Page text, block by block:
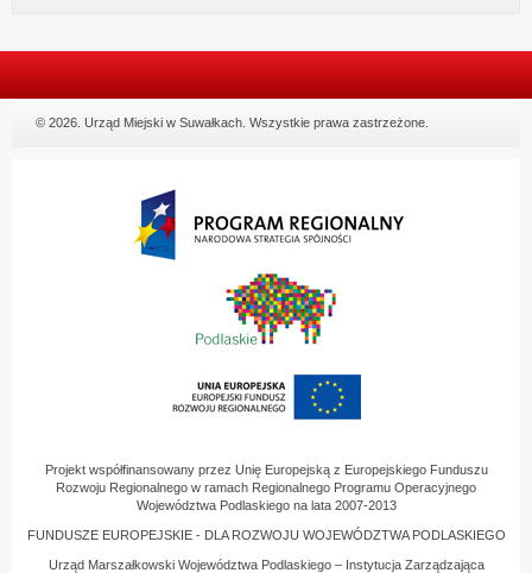
© 2026. Urząd Miejski w Suwałkach. Wszystkie prawa zastrzeżone.
Projekt współfinansowany przez Unię Europejską z Europejskiego Funduszu
Rozwoju Regionalnego w ramach Regionalnego Programu Operacyjnego
Województwa Podlaskiego na lata 2007-2013
FUNDUSZE EUROPEJSKIE - DLA ROZWOJU WOJEWÓDZTWA PODLASKIEGO
Urząd Marszałkowski Województwa Podlaskiego – Instytucja Zarządzająca